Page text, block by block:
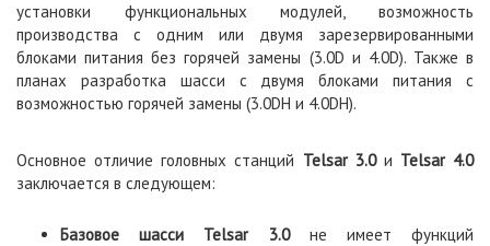
установки функциональных модулей, возможность
производства с одним или двумя зарезервированными
блоками питания без горячей замены (3.0D и 4.0D). Также в
планах разработка шасси с двумя блоками питания с
возможностью горячей замены (3.0DH и 4.0DH).
Основное отличие головных станций Telsar 3.0и Telsar 4.0
заключается в следующем:
Базовое шасси Telsar 3.0не имеет функций